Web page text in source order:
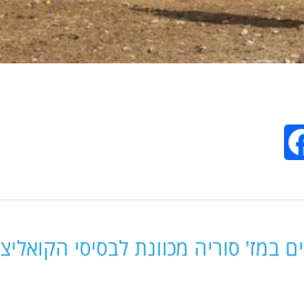
e
במז' סוריה מכוונת לבסיסי